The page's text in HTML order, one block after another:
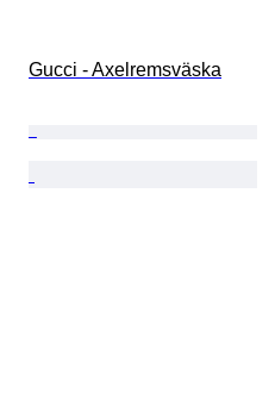
Gucci - Axelremsväska